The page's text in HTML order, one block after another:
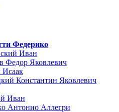
Федерико
Иван
Федор Яковлевич
Исаак
Константин Яковлевич
Иван
Антонио Аллегри